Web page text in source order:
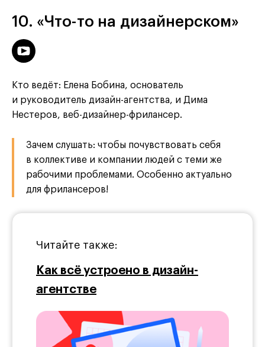
10. «Что-то на дизайнерском»
Кто ведёт: Елена Бобина, основатель
и руководитель дизайн-агентства, и Дима
Нестеров, веб-дизайнер-фрилансер.
Зачем слушать: чтобы почувствовать себя
в коллективе и компании людей с теми же
рабочими проблемами. Особенно актуально
для фрилансеров!
Читайте также:
Как всё устроено в дизайн-
агентстве